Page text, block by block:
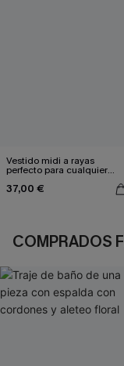
Vestido midi a rayas
perfecto para cualquier
clima
37,00 €
COMPRADOS